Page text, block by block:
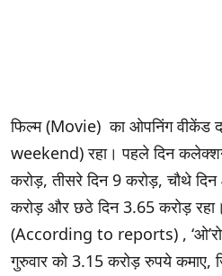
फिल्म (Movie) का ओपनिंग वीकेंड
weekend) रहा। पहले दिन
करोड़, तीसरे दिन 9 करोड़, चौथे
करोड़ और छठे दिन 3.65 करोड़ रहा।
(According to reports) ,
गुरुवार को 3.15 करोड़ रुपये कमाए,